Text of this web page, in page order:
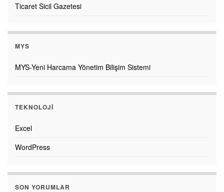
Ticaret Sicil Gazetesi
MYS
MYS-Yeni Harcama Yönetim Bilişim Sistemi
TEKNOLOJI
Excel
WordPress
SON YORUMLAR